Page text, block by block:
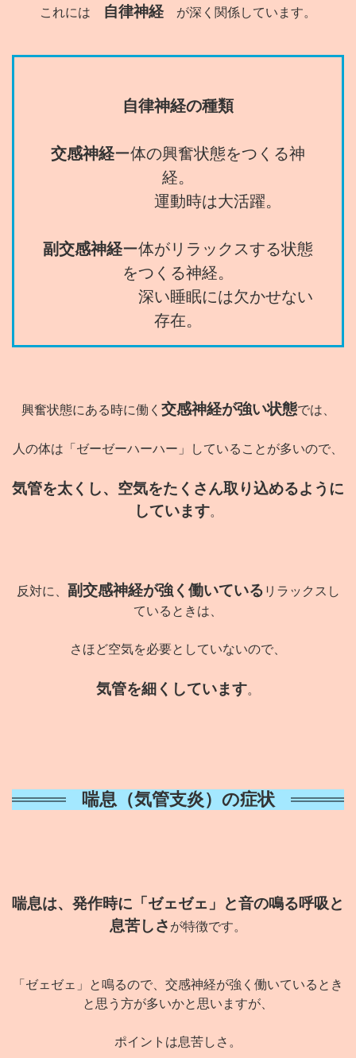
これには 自律神経が深く関係しています。
自律神経の種類
交感神経ー体の興奮状態をつくる神
経。
運動時は大活躍。
副交感神経ー体がリラックスする状態
をつくる神経。
深い睡眠には欠かせない
存在。
興奮状態にある時に働く 交感神経が強い状態では、
人の体は「ゼーゼーハーハー」していることが多いので、
気管を太くし、空気をたくさん取り込めるように
しています。
反対に、 副交感神経が強く働いている リラックスし
ているときは、
さほど空気を必要としていないので、
気管を細くしています。
喘息（気管支炎）の症状
喘息は、発作時に「ゼェゼェ」と音の鳴る呼吸と
息苦しさ が特徴です。
「ゼェゼェ」と鳴るので、交感神経が強く働いているとき
と思う方が多いかと思いますが、
ポイントは息苦しさ。